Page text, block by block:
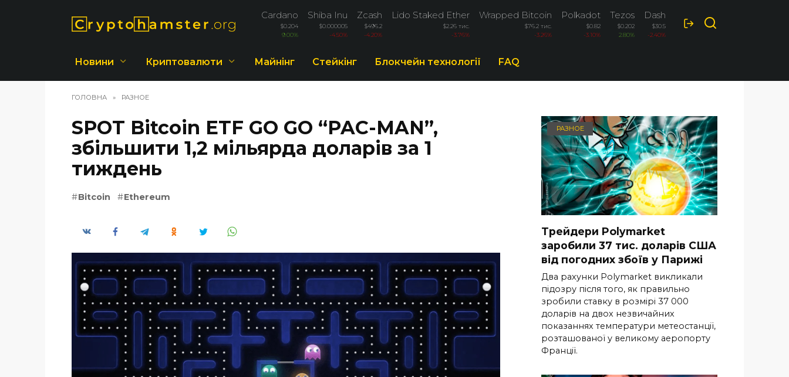
Cardano
$0.204
9.00%
Shiba Inu
$0.000005
-4.50%
Zcash
$496.2
-4.20%
Lido Staked Ether
$2.26 тис.
-3.76%
Wrapped Bitcoin
$76.2 тис.
-3.26%
Polkadot
$0.82
-3.10%
Tezos
$0.202
2.80%
Dash
$30.5
-2.40%
Новини Криптовалюти Майнінг Стейкінг Блокчейн технології FAQ
ГОЛОВНА » РАЗНОЕ
SPOT Bitcoin ETF GO GO “PAC-MAN”,
збільшити 1,2 мільярда доларів за 1
тиждень
Bitcoin Ethereum
РАЗНОЕ
Трейдери Polymarket
заробили 37 тис. доларів США
від погодних збоїв у Парижі
Два рахунки Polymarket викликали
підозру після того, як правильно
зробили ставку в розмірі 37 000
доларів на двох незвичайних
показаннях температури метеостанції,
розташованої у великому аеропорту
Франції.